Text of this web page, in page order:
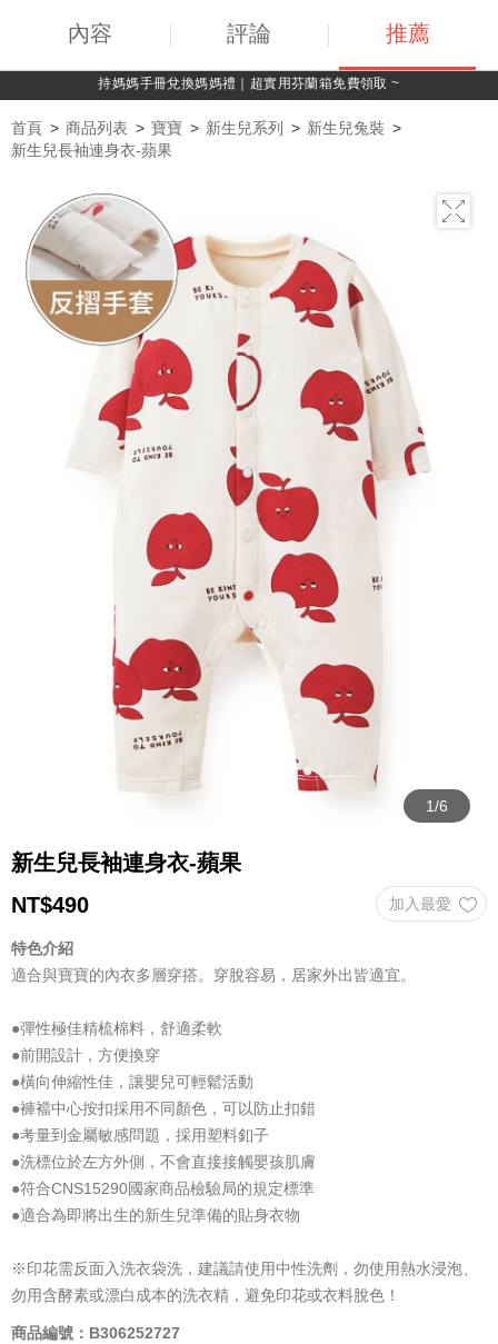
綁定LINE好友，500購物金立即折！
首頁 商品列表 寶寶 新生兒系列
新生兒兔裝
新生兒長袖連身衣-蘋果
新生兒長袖連身衣-蘋果
NT$490
特色介紹
適合與寶寶的內衣多層穿搭。穿脫容易，居家外出皆適宜。
●彈性極佳精梳棉料，舒適柔軟
●前開設計，方便換穿
●橫向伸縮性佳，讓嬰兒可輕鬆活動
●褲襠中心按扣採用不同顏色，可以防止扣錯
●考量到金屬敏感問題，採用塑料釦子
●洗標位於左方外側，不會直接接觸嬰孩肌膚
●符合CNS15290國家商品檢驗局的規定標準
●適合為即將出生的新生兒準備的貼身衣物
※印花需反面入洗衣袋洗，建議請使用中性洗劑，勿使用熱水浸泡、
勿用含酵素或漂白成本的洗衣精，避免印花或衣料脫色！
商品編號：B306252727
內容 評論 推薦